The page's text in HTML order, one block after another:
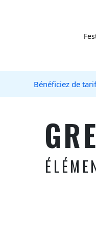
Bénéficiez de